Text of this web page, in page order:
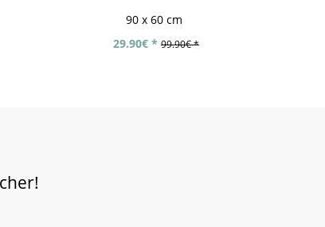
90 x 60 cm
29.90€ * 99.90€ *